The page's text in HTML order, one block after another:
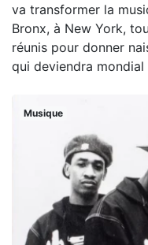
va transformer la
Bronx, à New York,
réunis pour donner
qui deviendra
Musique